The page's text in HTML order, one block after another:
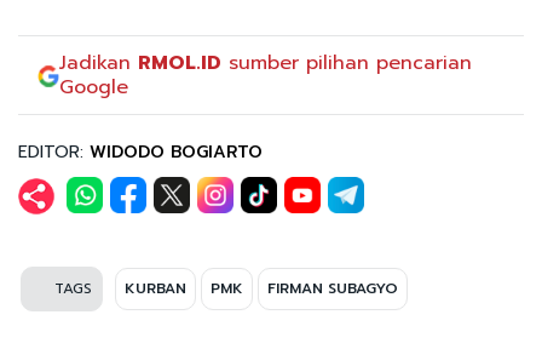
Jadikan RMOL.ID sumber pilihan pencarian
Google
EDITOR: WIDODO BOGIARTO
TAGS KURBAN PMK FIRMAN SUBAGYO